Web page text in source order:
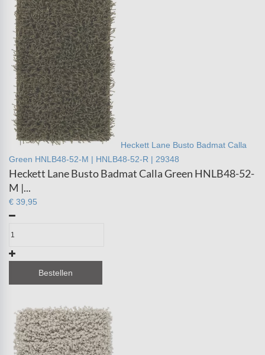
Heckett Lane Busto Badmat Calla
Green HNLB48-52-M | HNLB48-52-R | 29348
Heckett Lane Busto Badmat Calla Green HNLB48-52-
M |...
€ 39,95
Bestellen